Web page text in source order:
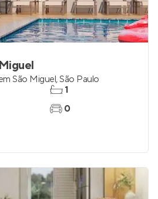
São Miguel,São Paulo
1
0